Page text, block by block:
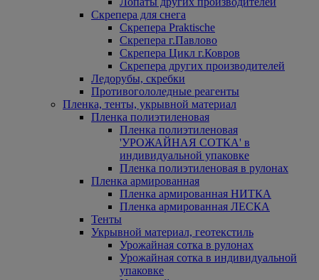
Скрепера для снега
Скрепера Praktische
Скрепера г.Павлово
Скрепера Цикл г.Ковров
Скрепера других производителей
Ледорубы, скребки
Противогололедные реагенты
Пленка, тенты, укрывной материал
Пленка полиэтиленовая
Пленка полиэтиленовая
'УРОЖАЙНАЯ СОТКА' в
индивидуальной упаковке
Пленка полиэтиленовая в рулонах
Пленка армированная
Пленка армированная НИТКА
Пленка армированная ЛЕСКА
Тенты
Укрывной материал, геотекстиль
Урожайная сотка в рулонах
Урожайная сотка в индивидуальной
упаковке